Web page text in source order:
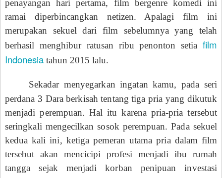
penayangan hari pertama, film bergenre komedi ini
ramai diperbincangkan netizen. Apalagi film ini
merupakan sekuel dari film sebelumnya yang telah
berhasil menghibur ratusan ribu penonton setia film
Indonesia tahun 2015 lalu.
Sekadar menyegarkan ingatan kamu, pada seri
perdana 3 Dara berkisah tentang tiga pria yang dikutuk
menjadi perempuan. Hal itu karena pria-pria tersebut
seringkali mengecilkan sosok perempuan. Pada sekuel
kedua kali ini, ketiga pemeran utama pria dalam film
tersebut akan mencicipi profesi menjadi ibu rumah
tangga sejak menjadi korban penipuan investasi